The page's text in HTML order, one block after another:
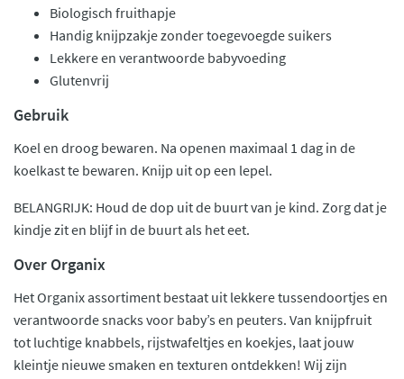
Biologisch fruithapje
Handig knijpzakje zonder toegevoegde suikers
Lekkere en verantwoorde babyvoeding
Glutenvrij
Gebruik
Koel en droog bewaren. Na openen maximaal 1 dag in de
koelkast te bewaren. Knijp uit op een lepel.
BELANGRIJK: Houd de dop uit de buurt van je kind. Zorg dat je
kindje zit en blijf in de buurt als het eet.
Over Organix
Het Organix assortiment bestaat uit lekkere tussendoortjes en
verantwoorde snacks voor baby’s en peuters. Van knijpfruit
tot luchtige knabbels, rijstwafeltjes en koekjes, laat jouw
kleintje nieuwe smaken en texturen ontdekken! Wij zijn